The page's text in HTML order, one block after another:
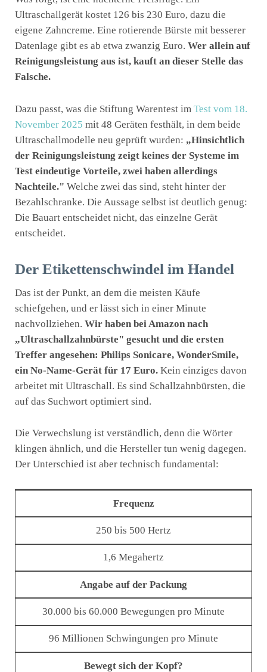
Ultraschallgerät kostet 126 bis 230 Euro, dazu die
eigene Zahncreme. Eine rotierende Bürste mit besserer
Datenlage gibt es ab etwa zwanzig Euro. Wer allein auf
Reinigungsleistung aus ist, kauft an dieser Stelle das
Falsche.
Dazu passt, was die Stiftung Warentest im Test vom 18.
November 2025 mit 48 Geräten festhält, in dem beide
Ultraschallmodelle neu geprüft wurden: „Hinsichtlich
der Reinigungsleistung zeigt keines der Systeme im
Test eindeutige Vorteile, zwei haben allerdings
Nachteile." Welche zwei das sind, steht hinter der
Bezahlschranke. Die Aussage selbst ist deutlich genug:
Die Bauart entscheidet nicht, das einzelne Gerät
entscheidet.
Der Etikettenschwindel im Handel
Das ist der Punkt, an dem die meisten Käufe
schiefgehen, und er lässt sich in einer Minute
nachvollziehen. Wir haben bei Amazon nach
„Ultraschallzahnbürste" gesucht und die ersten
Treffer angesehen: Philips Sonicare, WonderSmile,
ein No-Name-Gerät für 17 Euro. Kein einziges davon
arbeitet mit Ultraschall. Es sind Schallzahnbürsten, die
auf das Suchwort optimiert sind.
Die Verwechslung ist verständlich, denn die Wörter
klingen ähnlich, und die Hersteller tun wenig dagegen.
Der Unterschied ist aber technisch fundamental:
Frequenz
250 bis 500 Hertz
1,6 Megahertz
Angabe auf der Packung
30.000 bis 60.000 Bewegungen pro Minute
96 Millionen Schwingungen pro Minute
Bewegt sich der Kopf?